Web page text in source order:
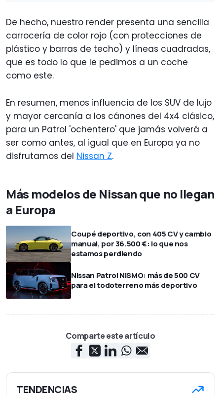
De hecho, nuestro render presenta una sencilla
carrocería de color rojo (con protecciones de
plástico y barras de techo) y líneas cuadradas,
que es todo lo que le pedimos a un coche
como este.
En resumen, menos influencia de los SUV de lujo
y mayor cercanía a los cánones del 4x4 clásico,
para un Patrol 'ochentero' que jamás volverá a
ser como antes, al igual que en Europa ya no
disfrutamos del Nissan Z.
Más modelos de Nissan que no llegan
a Europa
Coupé deportivo, con 405 CV y cambio
manual, por 36.500 €: lo que nos
estamos perdiendo
Nissan Patrol NISMO: más de 500 CV
para el todoterreno más deportivo
Comparte este artículo
TENDENCIAS